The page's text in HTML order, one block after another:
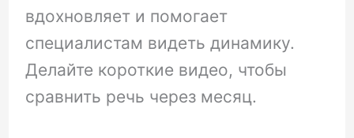
вдохновляет и помогает
специалистам видеть динамику.
Делайте короткие видео, чтобы
сравнить речь через месяц.